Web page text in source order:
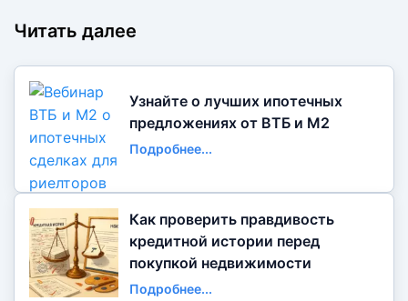
Читать далее
Узнайте о лучших ипотечных
предложениях от ВТБ и М2
Подробнее...
Как проверить правдивость
кредитной истории перед
покупкой недвижимости
Подробнее...